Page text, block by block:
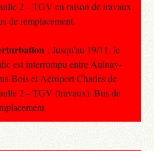
2 – TGV en raison de travaux.
de remplacement.
: Jusqu'au 19/11, le
est interrompu entre Aulnay-
Bois et Aéroport Charles de
2 – TGV (travaux). Bus de